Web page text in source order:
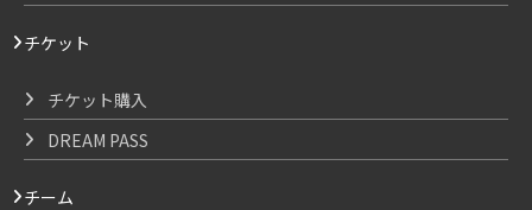
チケット
チケット購入
DREAM PASS
チーム